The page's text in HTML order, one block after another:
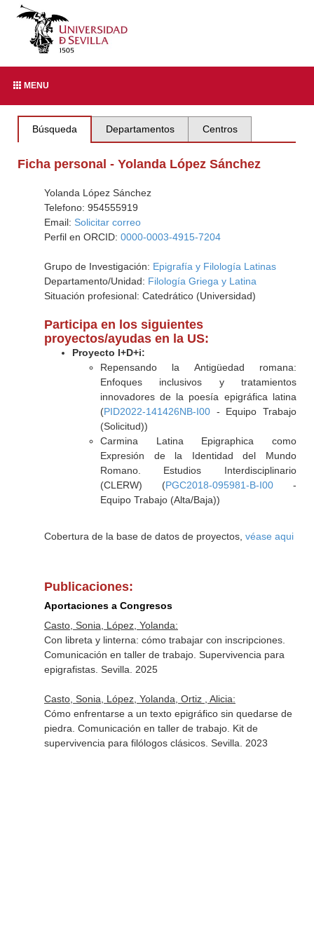
MENU
Búsqueda Departamentos Centros
Ficha personal - Yolanda López Sánchez
Yolanda López Sánchez
Telefono: 954555919
Email: Solicitar correo
Perfil en ORCID: 0000-0003-4915-7204
Grupo de Investigación: Epigrafía y Filología Latinas
Departamento/Unidad: Filología Griega y Latina
Situación profesional: Catedrático (Universidad)
Participa en los siguientes
proyectos/ayudas en la US:
Proyecto I+D+i:
Repensando la Antigüedad romana:
Enfoques inclusivos y tratamientos
innovadores de la poesía epigráfica latina
(PID2022-141426NB-I00- Equipo Trabajo
(Solicitud))
Carmina Latina Epigraphica como
Expresión de la Identidad del Mundo
Romano. Estudios Interdisciplinario
(CLERW) (PGC2018-095981-B-I00-
Equipo Trabajo (Alta/Baja))
Cobertura de la base de datos de proyectos, véase aqui
Publicaciones:
Aportaciones a Congresos
Casto, Sonia, López, Yolanda:
Con libreta y linterna: cómo trabajar con inscripciones.
Comunicación en taller de trabajo. Supervivencia para
epigrafistas. Sevilla. 2025
Casto, Sonia, López, Yolanda, Ortiz , Alicia:
Cómo enfrentarse a un texto epigráfico sin quedarse de
piedra. Comunicación en taller de trabajo. Kit de
supervivencia para filólogos clásicos. Sevilla. 2023